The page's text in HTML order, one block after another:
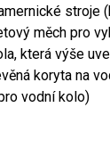
stroje
měch pro
která výše
koryta na
vodní kolo)